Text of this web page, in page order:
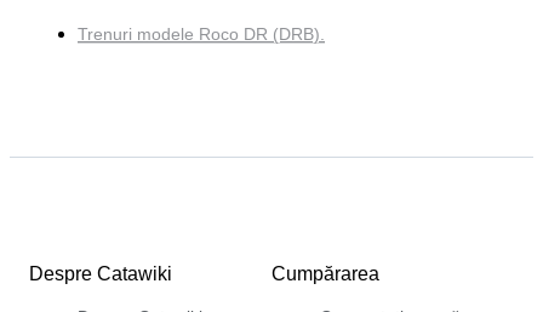
Trenuri modele Roco DR (DRB).
Despre Catawiki Cumpărarea